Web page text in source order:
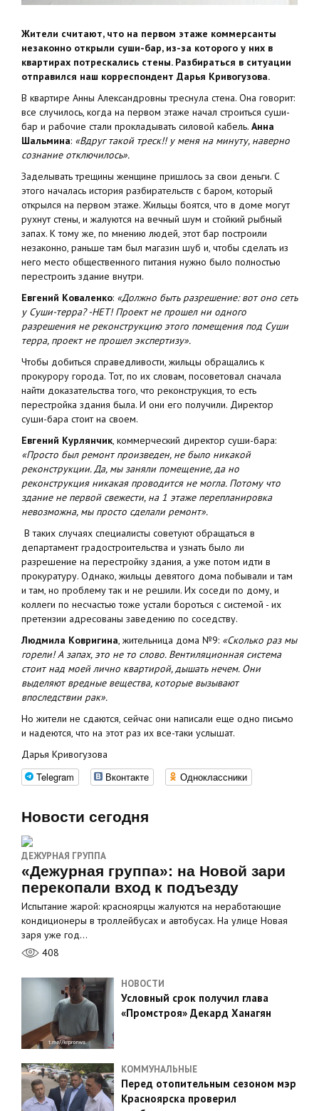
Жители считают, что на первом этаже коммерсанты
незаконно открыли суши-бар, из-за которого у них в
квартирах потрескались стены. Разбираться в ситуации
отправился наш корреспондент Дарья Кривогузова.
В квартире Анны Александровны треснула стена. Она говорит:
все случилось, когда на первом этаже начал строиться суши-
бар и рабочие стали прокладывать силовой кабель. Анна
Шальмина: «Вдруг такой треск!! у меня на минуту, наверно
сознание отключилось».
Заделывать трещины женщине пришлось за свои деньги. С
этого началась история разбирательств с баром, который
открылся на первом этаже. Жильцы боятся, что в доме могут
рухнут стены, и жалуются на вечный шум и стойкий рыбный
запах. К тому же, по мнению людей, этот бар построили
незаконно, раньше там был магазин шуб и, чтобы сделать из
него место общественного питания нужно было полностью
перестроить здание внутри.
Евгений Коваленко: «Должно быть разрешение: вот оно сеть
у Суши-терра? -НЕТ! Проект не прошел ни одного
разрешения не реконструкцию этого помещения под Суши
терра, проект не прошел экспертизу».
Чтобы добиться справедливости, жильцы обращались к
прокурору города. Тот, по их словам, посоветовал сначала
найти доказательства того, что реконструкция, то есть
перестройка здания была. И они его получили. Директор
суши-бара стоит на своем.
Евгений Курлянчик, коммерческий директор суши-бара:
«Просто был ремонт произведен, не было никакой
реконструкции. Да, мы заняли помещение, да но
реконструкция никакая проводится не могла. Потому что
здание не первой свежести, на 1 этаже перепланировка
невозможна, мы просто сделали ремонт».
В таких случаях специалисты советуют обращаться в
департамент градостроительства и узнать было ли
разрешение на перестройку здания, а уже потом идти в
прокуратуру. Однако, жильцы девятого дома побывали и там
и там, но проблему так и не решили. Их соседи по дому, и
коллеги по несчастью тоже устали бороться с системой - их
претензии адресованы заведению по соседству.
Людмила Ковригина, жительница дома №9: «Сколько раз мы
горели! А запах, это не то слово. Вентиляционная система
стоит над моей лично квартирой, дышать нечем. Они
выделяют вредные вещества, которые вызывают
впоследствии рак».
Но жители не сдаются, сейчас они написали еще одно письмо
и надеются, что на этот раз их все-таки услышат.
Дарья Кривогузова
Telegram Вконтакте Одноклассники
Новости сегодня
ДЕЖУРНАЯ ГРУППА
«Дежурная группа»: на Новой зари
перекопали вход к подъезду
Испытание жарой: красноярцы жалуются на неработающие
кондиционеры в троллейбусах и автобусах. На улице Новая
заря уже год…
408
НОВОСТИ
Условный срок получил глава
«Промстроя» Декард Ханагян
КОММУНАЛЬНЫЕ
Перед отопительным сезоном мэр
Красноярска проверил